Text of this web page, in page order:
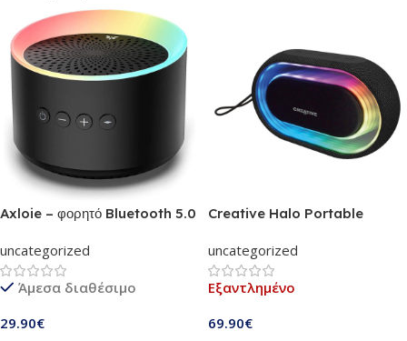
Axloie – φορητό Bluetooth 5.0
Bass Stereo Sound | Αντοχή
μπαταρίας έως 10 ώρες, με
RGB Led-Light | Το ηχείο για το
σου
uncategorized
Άμεσα διαθέσιμο
29.90€
Creative Halo Portable
Programmable Lightshow /
Stereo portable speaker |
black (51MF8275AA000)
uncategorized
Εξαντλημένο
69.90€